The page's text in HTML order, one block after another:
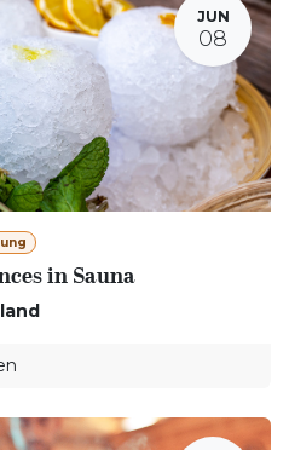
JUN
08
in Sauna